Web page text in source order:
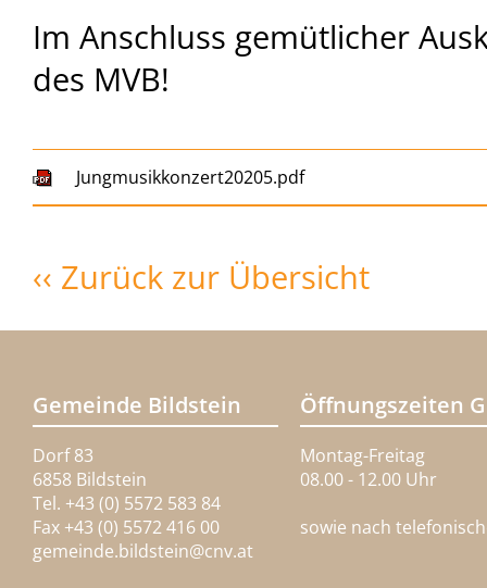
Im Anschluss gemütlicher
des MVB!
Jungmusikkonzert20205.pdf
‹‹ Zurück zur Übersicht
Gemeinde Bildstein
Dorf 83
6858 Bildstein
Tel. +43 (0) 5572 583 84
Fax +43 (0) 5572 416 00
gemeinde.bildstein@cnv.at
Öffnungszeiten
Montag-Freitag
08.00 - 12.00 Uhr
sowie nach